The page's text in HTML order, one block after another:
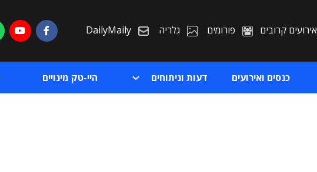
אירועים קרובים פורומים גלריה DailyMaily
כנסים ואירועים דעות וניתוחים היי-טק מינויים